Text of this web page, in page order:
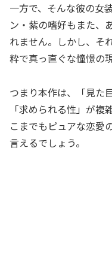
一方で、そんな彼の女
ン・紫の嗜好もまた、
れません。しかし、そ
粋で真っ直ぐな憧憬の
つまり本作は、「見た
「求められる性」が
こまでもピュアな恋愛
言えるでしょう。